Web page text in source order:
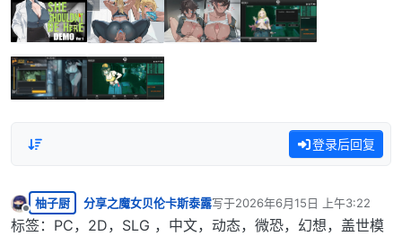
登录后回复
离线
柚子厨 分享之魔女贝伦卡斯泰露写于2026年6月15日 上午3:22
最后由 编辑
标签：PC，2D，SLG ，中文，动态，微恐，幻想，盖世模